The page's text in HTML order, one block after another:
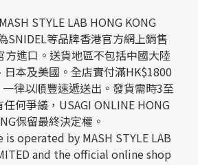
STYLE LAB HONG KONG
SNIDEL等品牌香港官方網上銷售
方進口。送貨地區不包括中國大陸
本及美國。全店實付滿HK$1800
律以順豐速遞送出。發貨需時3至
何爭議，USAGI ONLINE HONG
保留最終決定權。
operated by MASH STYLE LAB
and the official online shop